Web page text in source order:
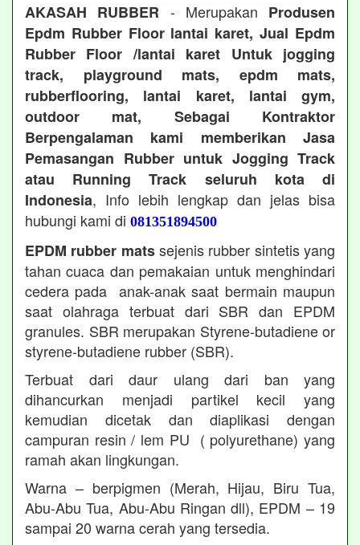
AKASAH RUBBER - Merupakan Produsen
Epdm Rubber Floor lantai karet, Jual Epdm
Rubber Floor /lantai karet Untuk jogging
track, playground mats, epdm mats,
rubberflooring, lantai karet, lantai gym,
outdoor mat, Sebagai Kontraktor
Berpengalaman kami memberikan Jasa
Pemasangan Rubber untuk Jogging Track
atau Running Track seluruh kota di
Indonesia, Info lebih lengkap dan jelas bisa
hubungi kami di 081351894500
EPDM rubber matssejenis rubber sintetis yang
tahan cuaca dan pemakaian untuk menghindari
cedera pada anak-anak saat bermain maupun
saat olahraga terbuat dari SBR dan EPDM
granules. SBR merupakan Styrene-butadiene or
styrene-butadiene rubber (SBR).
Terbuat dari daur ulang dari ban yang
dihancurkan menjadi partikel kecil yang
kemudian dicetak dan diaplikasi dengan
campuran resin / lem PU ( polyurethane) yang
ramah akan lingkungan.
Warna – berpigmen (Merah, Hijau, Biru Tua,
Abu-Abu Tua, Abu-Abu Ringan dll), EPDM – 19
sampai 20 warna cerah yang tersedia.